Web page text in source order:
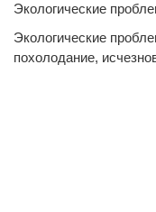
Экологические
Экологические
похолодание,